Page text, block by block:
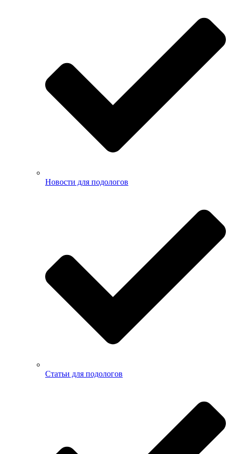
Новости для подологов
Статьи для подологов